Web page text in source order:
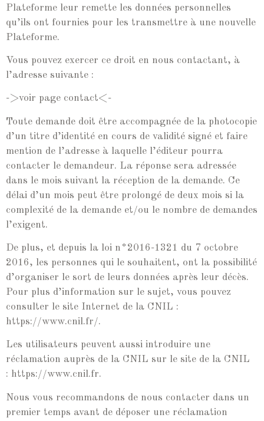
Plateforme leur remette les données personnelles
qu’ils ont fournies pour les transmettre à une nouvelle
Plateforme.
Vous pouvez exercer ce droit en nous contactant, à
l’adresse suivante :
->voir page contact<-
Toute demande doit être accompagnée de la photocopie
d’un titre d’identité en cours de validité signé et faire
mention de l’adresse à laquelle l’éditeur pourra
contacter le demandeur. La réponse sera adressée
dans le mois suivant la réception de la demande. Ce
délai d’un mois peut être prolongé de deux mois si la
complexité de la demande et/ou le nombre de demandes
l’exigent.
De plus, et depuis la loi n°2016-1321 du 7 octobre
2016, les personnes qui le souhaitent, ont la possibilité
d’organiser le sort de leurs données après leur décès.
Pour plus d’information sur le sujet, vous pouvez
consulter le site Internet de la CNIL :
https://www.cnil.fr/.
Les utilisateurs peuvent aussi introduire une
réclamation auprès de la CNIL sur le site de la CNIL
: https://www.cnil.fr.
Nous vous recommandons de nous contacter dans un
premier temps avant de déposer une réclamation